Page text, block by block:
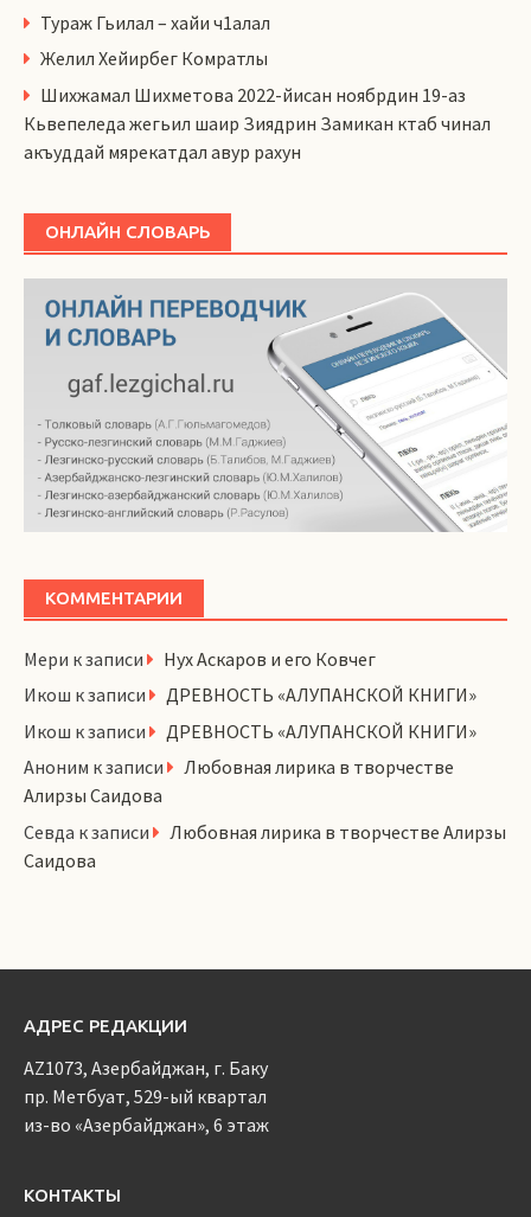
Тураж Гьилал – хайи ч1алал
Желил Хейирбег Комратлы
Шихжамал Шихметова 2022-йисан ноябрдин 19-аз
Кьвепеледа жегьил шаир Зиядрин Замикан ктаб чинал
акъуддай мярекатдал авур рахун
ОНЛАЙН СЛОВАРЬ
КОММЕНТАРИИ
Мери к записи
Нух Аскаров и его Ковчег
Икош к записи
ДРЕВНОСТЬ «АЛУПАНСКОЙ КНИГИ»
Икош к записи
ДРЕВНОСТЬ «АЛУПАНСКОЙ КНИГИ»
Аноним к записи
Любовная лирика в творчестве
Алирзы Саидова
Севда к записи
Любовная лирика в творчестве Алирзы
Саидова
АДРЕС РЕДАКЦИИ
AZ1073, Азербайджан, г. Баку
пр. Метбуат, 529-ый квартал
из-во «Азербайджан», 6 этаж
КОНТАКТЫ